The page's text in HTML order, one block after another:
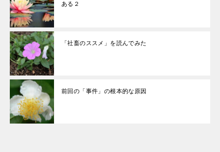
ある２
「社畜のススメ」を読んでみた
前回の「事件」の根本的な原因